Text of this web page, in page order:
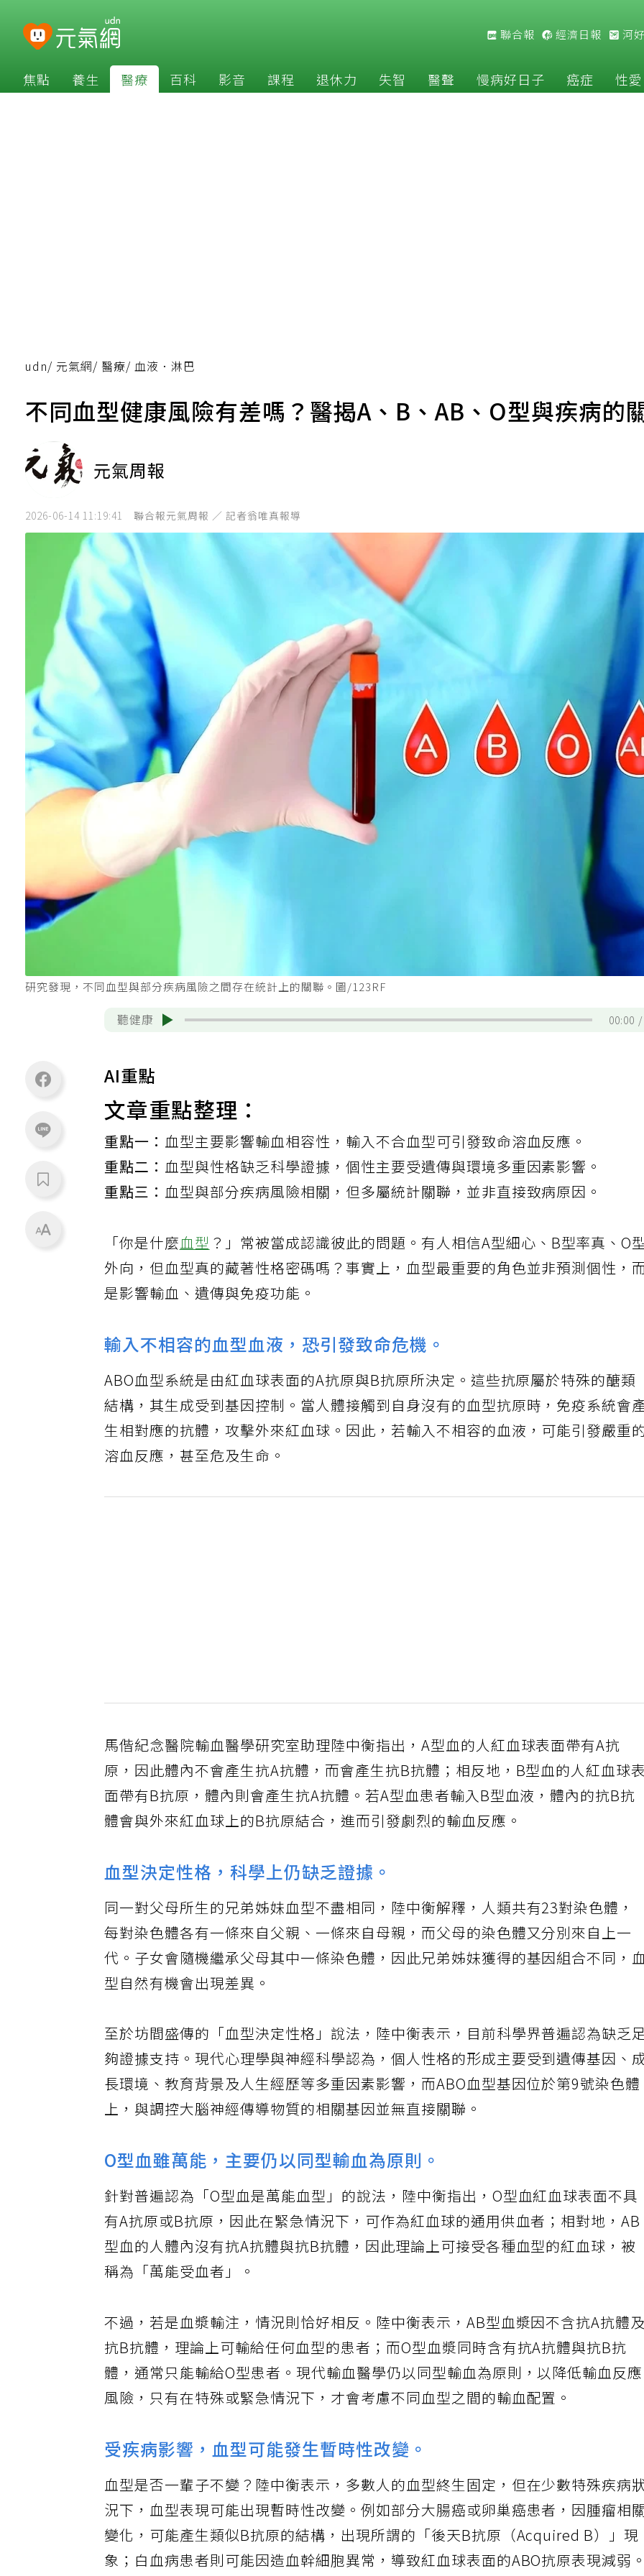
聯合報 經濟日報 河
焦點 養生 醫療 百科 影音 課程 退休力 失智 醫聲 慢病好日子 癌症 性愛
udn/ 元氣網/ 醫療/ 血液．淋巴
不同血型健康風險有差嗎？醫揭A、B、AB、O型與疾病的
元氣周報
2026-06-14 11:19:41 聯合報元氣周報 ／ 記者翁唯真報導
研究發現，不同血型與部分疾病風險之間存在統計上的關聯。圖/123RF
聽健康 00:00
AI重點
文章重點整理：
重點一： 血型主要影響輸血相容性，輸入不合血型可引發致命溶血反應。
重點二： 血型與性格缺乏科學證據，個性主要受遺傳與環境多重因素影響。
重點三： 血型與部分疾病風險相關，但多屬統計關聯，並非直接致病原因。
「你是什麼血型 ？」常被當成認識彼此的問題。有人相信A型細心、B型率真、O
外向，但血型真的藏著性格密碼嗎？事實上，血型最重要的角色並非預測個性，
是影響輸血、遺傳與免疫功能。
輸入不相容的血型血液，恐引發致命危機。
ABO血型系統是由紅血球表面的A抗原與B抗原所決定。這些抗原屬於特殊的醣類
結構，其生成受到基因控制。當人體接觸到自身沒有的血型抗原時，免疫系統會
生相對應的抗體，攻擊外來紅血球。因此，若輸入不相容的血液，可能引發嚴重
溶血反應，甚至危及生命。
馬偕紀念醫院輸血醫學研究室助理陸中衡指出，A型血的人紅血球表面帶有A抗
原，因此體內不會產生抗A抗體，而會產生抗B抗體；相反地，B型血的人紅血球
面帶有B抗原，體內則會產生抗A抗體。若A型血患者輸入B型血液，體內的抗B抗
體會與外來紅血球上的B抗原結合，進而引發劇烈的輸血反應。
血型決定性格，科學上仍缺乏證據。
同一對父母所生的兄弟姊妹血型不盡相同，陸中衡解釋，人類共有23對染色體，
每對染色體各有一條來自父親、一條來自母親，而父母的染色體又分別來自上一
代。子女會隨機繼承父母其中一條染色體，因此兄弟姊妹獲得的基因組合不同，
型自然有機會出現差異。
至於坊間盛傳的「血型決定性格」說法，陸中衡表示，目前科學界普遍認為缺乏
夠證據支持。現代心理學與神經科學認為，個人性格的形成主要受到遺傳基因、
長環境、教育背景及人生經歷等多重因素影響，而ABO血型基因位於第9號染色體
上，與調控大腦神經傳導物質的相關基因並無直接關聯。
O型血雖萬能，主要仍以同型輸血為原則。
針對普遍認為「O型血是萬能血型」的說法，陸中衡指出，O型血紅血球表面不具
有A抗原或B抗原，因此在緊急情況下，可作為紅血球的通用供血者；相對地，AB
型血的人體內沒有抗A抗體與抗B抗體，因此理論上可接受各種血型的紅血球，被
稱為「萬能受血者」。
不過，若是血漿輸注，情況則恰好相反。陸中衡表示，AB型血漿因不含抗A抗體
抗B抗體，理論上可輸給任何血型的患者；而O型血漿同時含有抗A抗體與抗B抗
體，通常只能輸給O型患者。現代輸血醫學仍以同型輸血為原則，以降低輸血反
風險，只有在特殊或緊急情況下，才會考慮不同血型之間的輸血配置。
受疾病影響，血型可能發生暫時性改變。
血型是否一輩子不變？陸中衡表示，多數人的血型終生固定，但在少數特殊疾病
況下，血型表現可能出現暫時性改變。例如部分大腸癌或卵巢癌患者，因腫瘤相
變化，可能產生類似B抗原的結構，出現所謂的「後天B抗原（Acquired B）」現